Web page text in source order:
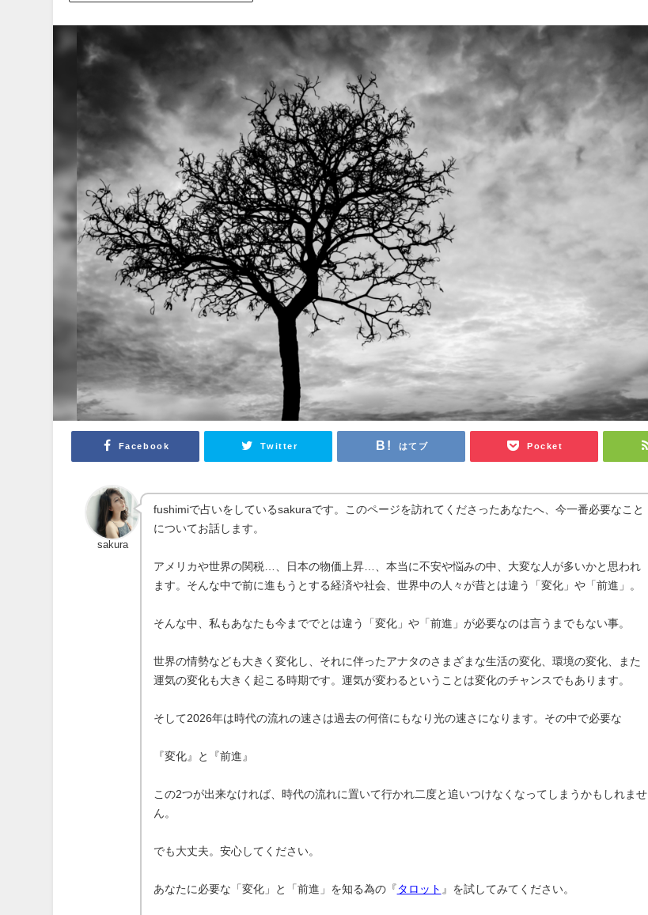
Facebook Twitter はてブ Pocket
sakura
fushimiで占いをしているsakuraです。このページを訪れてくださったあなたへ、今一番必要なこと
についてお話します。
アメリカや世界の関税…、日本の物価上昇…、本当に不安や悩みの中、大変な人が多いかと思われ
ます。そんな中で前に進もうとする経済や社会、世界中の人々が昔とは違う「変化」や「前進」。
そんな中、私もあなたも今まででとは違う「変化」や「前進」が必要なのは言うまでもない事。
世界の情勢なども大きく変化し、それに伴ったアナタのさまざまな生活の変化、環境の変化、また
運気の変化も大きく起こる時期です。運気が変わるということは変化のチャンスでもあります。
そして2026年は時代の流れの速さは過去の何倍にもなり光の速さになります。その中で必要な
『変化』と『前進』
この2つが出来なければ、時代の流れに置いて行かれ二度と追いつけなくなってしまうかもしれませ
ん。
でも大丈夫。安心してください。
あなたに必要な「変化」と「前進」を知る為の『 タロット 』を試してみてください。